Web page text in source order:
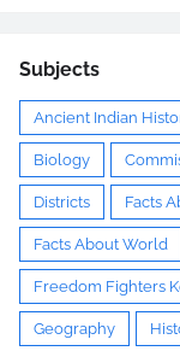
Subjects
Ancient Indian
Biology
Districts Facts
Facts About World
Freedom Fighters
Geography